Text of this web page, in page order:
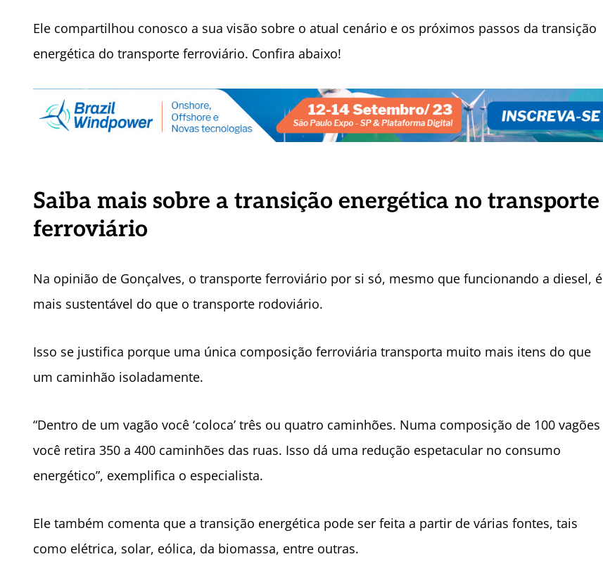
Ele compartilhou conosco a sua visão sobre o atual cenário e os próximos passos da transição
energética do transporte ferroviário. Confira abaixo!
Saiba mais sobre a transição energética no transporte
ferroviário
Na opinião de Gonçalves, o transporte ferroviário por si só, mesmo que funcionando a diesel, é
mais sustentável do que o transporte rodoviário.
Isso se justifica porque uma única composição ferroviária transporta muito mais itens do que
um caminhão isoladamente.
“Dentro de um vagão você ‘coloca’ três ou quatro caminhões. Numa composição de 100 vagões
você retira 350 a 400 caminhões das ruas. Isso dá uma redução espetacular no consumo
energético”, exemplifica o especialista.
Ele também comenta que a transição energética pode ser feita a partir de várias fontes, tais
como elétrica, solar, eólica, da biomassa, entre outras.